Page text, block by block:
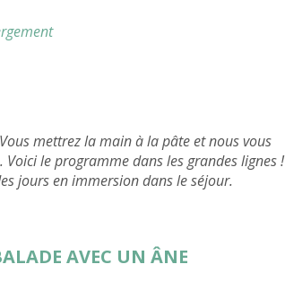
mettrez la main à la pâte et nous vous
le programme dans les grandes lignes !
jours en immersion dans le séjour.
AVEC UN ÂNE